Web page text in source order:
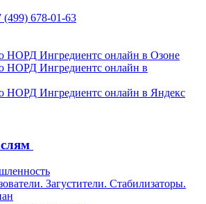
(499) 678-01-63
Загустители. Стабилизаторы.